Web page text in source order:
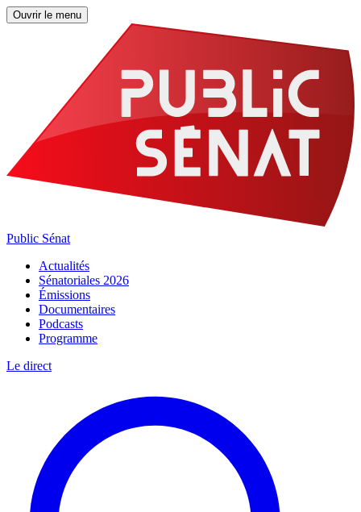
Ouvrir le menu
Public Sénat
Actualités
Sénatoriales 2026
Émissions
Documentaires
Podcasts
Programme
Le direct